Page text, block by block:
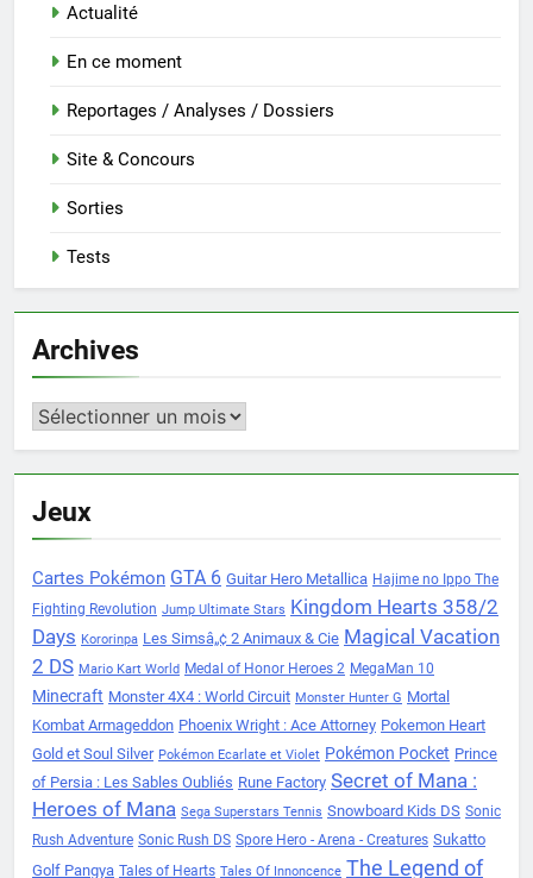
Actualité
En ce moment
Reportages / Analyses / Dossiers
Site & Concours
Sorties
Tests
Archives
Archives
Jeux
Cartes Pokémon GTA 6 Guitar Hero Metallica Hajime no Ippo The
Fighting Revolution Jump Ultimate Stars Kingdom Hearts 358/2
Days Kororinpa Les Simsâ„¢ 2 Animaux & Cie Magical Vacation
2 DS Mario Kart World Medal of Honor Heroes 2 MegaMan 10
Minecraft Monster 4X4 : World Circuit Monster Hunter G Mortal
Kombat Armageddon Phoenix Wright : Ace Attorney Pokemon Heart
Gold et Soul Silver Pokémon Ecarlate et Violet Pokémon Pocket Prince
of Persia : Les Sables Oubliés Rune Factory Secret of Mana :
Heroes of Mana Sega Superstars Tennis Snowboard Kids DS Sonic
Rush Adventure Sonic Rush DS Spore Hero - Arena - Creatures Sukatto
Golf Pangya Tales of Hearts Tales Of Innoncence The Legend of